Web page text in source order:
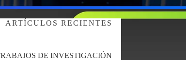
ARTÍCULOS RECIENTES
DE INVESTIGACIÓN